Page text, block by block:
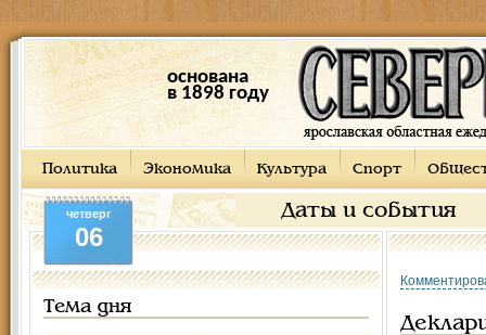
основана
в 1898 году
Политика Экономика Культура Спорт
Даты и события
четверг
06
Тема дня